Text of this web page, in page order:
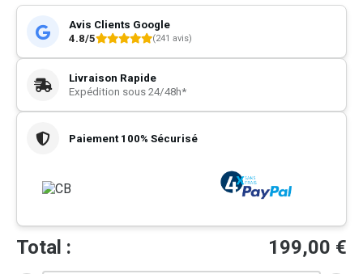
Avis Clients Google
4.8/5
(241 avis)
Livraison Rapide
Expédition sous 24/48h*
Paiement 100% Sécurisé
Total : 199,00 €